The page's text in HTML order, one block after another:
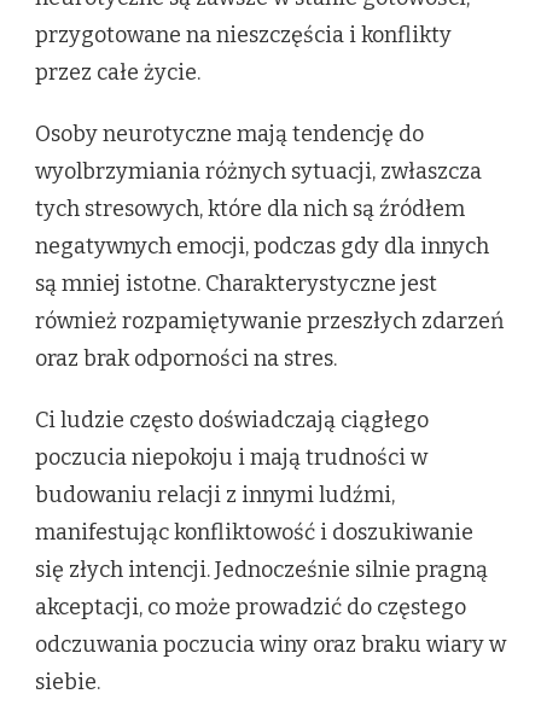
przygotowane na nieszczęścia i konflikty
przez całe życie.
Osoby neurotyczne mają tendencję do
wyolbrzymiania różnych sytuacji, zwłaszcza
tych stresowych, które dla nich są źródłem
negatywnych emocji, podczas gdy dla innych
są mniej istotne. Charakterystyczne jest
również rozpamiętywanie przeszłych zdarzeń
oraz brak odporności na stres.
Ci ludzie często doświadczają ciągłego
poczucia niepokoju i mają trudności w
budowaniu relacji z innymi ludźmi,
manifestując konfliktowość i doszukiwanie
się złych intencji. Jednocześnie silnie pragną
akceptacji, co może prowadzić do częstego
odczuwania poczucia winy oraz braku wiary w
siebie.